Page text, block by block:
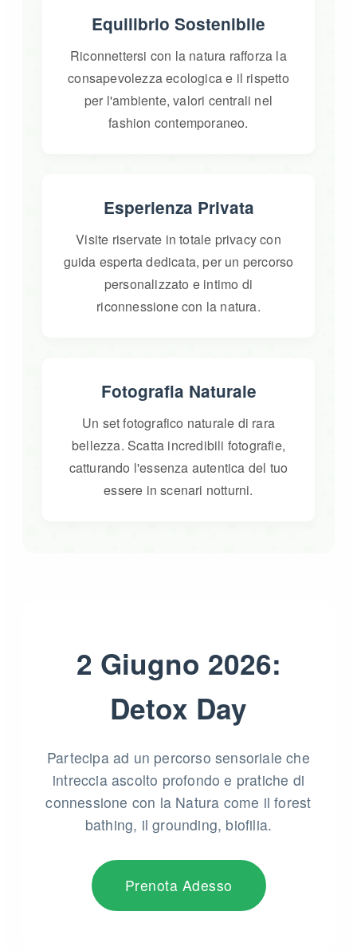
Equilibrio Sostenibile
Riconnettersi con la natura rafforza la
consapevolezza ecologica e il rispetto
per l'ambiente, valori centrali nel
fashion contemporaneo.
Esperienza Privata
Visite riservate in totale privacy con
guida esperta dedicata, per un percorso
personalizzato e intimo di
riconnessione con la natura.
Fotografia Naturale
Un set fotografico naturale di rara
bellezza. Scatta incredibili fotografie,
catturando l'essenza autentica del tuo
essere in scenari notturni.
2 Giugno 2026:
Detox Day
Partecipa ad un percorso sensoriale che
intreccia ascolto profondo e pratiche di
connessione con la Natura come il forest
bathing, il grounding, biofilia.
Prenota Adesso